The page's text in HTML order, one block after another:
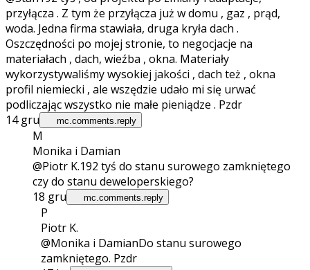
przyłącza . Z tym że przyłącza już w domu , gaz , prąd,
woda. Jedna firma stawiała, druga kryła dach .
Oszczędności po mojej stronie, to negocjacje na
materiałach , dach, wieźba , okna. Materiały
wykorzystywaliśmy wysokiej jakości , dach też , okna
profil niemiecki , ale wszędzie udało mi się urwać
podliczając wszystko nie małe pieniądze . Pzdr
14 gru
mc.comments.reply
M
Monika i Damian
@Piotr K.192 tyś do stanu surowego zamkniętego
czy do stanu deweloperskiego?
18 gru
mc.comments.reply
P
Piotr K.
@Monika i DamianDo stanu surowego
zamkniętego. Pzdr